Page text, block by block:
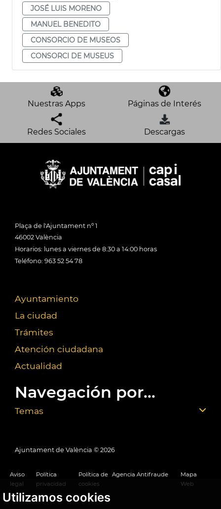
Utilizamos cookies
JOSÉ LUIS MORENO
MANUEL BENEDITO
CONSORCIO DE MUSEOS
CONSORCI DE MUSEUS
Nuestras Apps Páginas de Interés
Redes Sociales Descargas
Plaça de l'Ajuntament nº 1
46002 València
Horarios: lunes a viernes de 8:30 a 14:00 horas
Teléfono: 963 52 54 78
Ayuntamiento
La ciudad
Trámites
Atención ciudadana
Actualidad
Navegación por...
Temas
Ajuntament de València © 2026
Aviso
legal
Política
privacidad
Política de
cookies
Agencia Antifraude
Mapa
Web